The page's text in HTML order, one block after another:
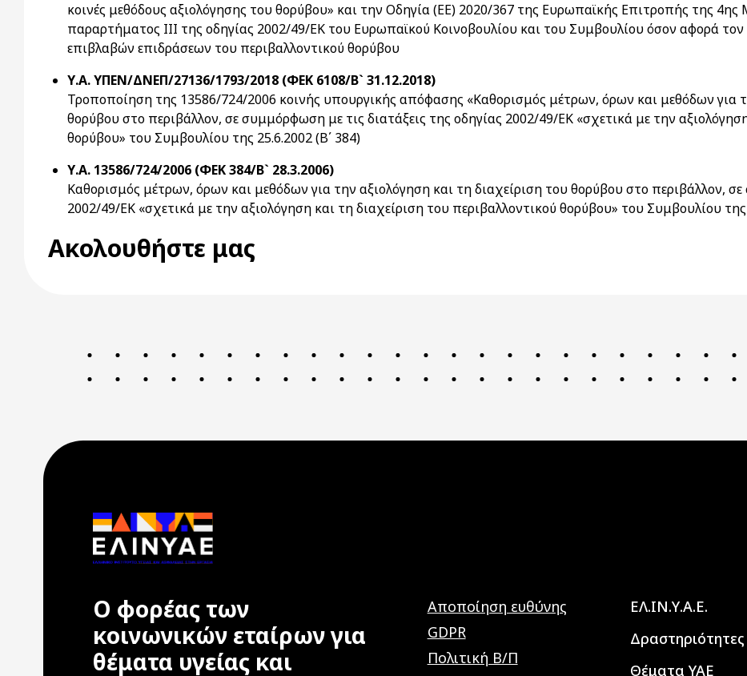
κοινές μεθόδους αξιολόγησης του θορύβου» και την Οδηγία (ΕΕ) 2020/367 της Ευρωπαϊκής Επιτροπής της
παραρτήματος III της οδηγίας 2002/49/ΕΚ του Ευρωπαϊκού Κοινοβουλίου και του Συμβουλίου όσον αφορά
επιβλαβών επιδράσεων του περιβαλλοντικού θορύβου
Υ.Α. ΥΠΕΝ/ΔΝΕΠ/27136/1793/2018 (ΦΕΚ 6108/Β` 31.12.2018)
Τροποποίηση της 13586/724/2006 κοινής υπουργικής απόφασης «Καθορισμός μέτρων, όρων και μεθόδων για
θορύβου στο περιβάλλον, σε συμμόρφωση με τις διατάξεις της οδηγίας 2002/49/ΕΚ «σχετικά με την
θορύβου» του Συμβουλίου της 25.6.2002 (Β΄ 384)
Υ.Α. 13586/724/2006 (ΦΕΚ 384/Β` 28.3.2006)
Καθορισμός μέτρων, όρων και μεθόδων για την αξιολόγηση και τη διαχείριση του θορύβου στο περιβάλλον,
2002/49/ΕΚ «σχετικά με την αξιολόγηση και τη διαχείριση του περιβαλλοντικού θορύβου» του Συμβουλίου
Ακολουθήστε μας
Ο φορέας των
κοινωνικών εταίρων για
θέματα υγείας και
Αποποίηση ευθύνης
GDPR
Πολιτική Β/Π
Main navigation
ΕΛ.ΙΝ.Υ.Α.Ε.
Δραστηριότητες
Θέματα ΥΑΕ